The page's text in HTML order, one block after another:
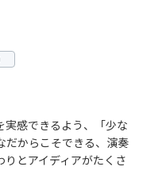
実感できるよう、「少な
だからこそできる、演奏
とアイディアがたくさ